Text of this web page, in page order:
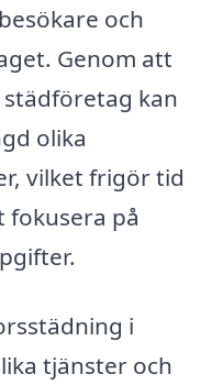
och
Genom att
kan
olika
vilket frigör tid
på
i
tjänster och